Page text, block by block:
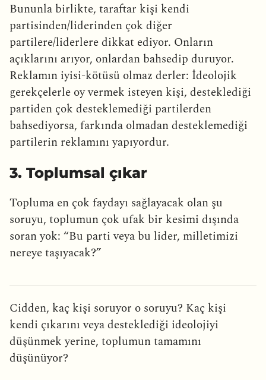
Bununla birlikte, taraftar kişi kendi
partisinden/liderinden çok diğer
partilere/liderlere dikkat ediyor. Onların
açıklarını arıyor, onlardan bahsedip duruyor.
Reklamın iyisi-kötüsü olmaz derler: İdeolojik
gerekçelerle oy vermek isteyen kişi, desteklediği
partiden çok desteklemediği partilerden
bahsediyorsa, farkında olmadan desteklemediği
partilerin reklamını yapıyordur.
3. Toplumsal çıkar
Topluma en çok faydayı sağlayacak olan şu
soruyu, toplumun çok ufak bir kesimi dışında
soran yok: “Bu parti veya bu lider, milletimizi
nereye taşıyacak?”
Cidden, kaç kişi soruyor o soruyu? Kaç kişi
kendi çıkarını veya desteklediği ideolojiyi
düşünmek yerine, toplumun tamamını
düşünüyor?